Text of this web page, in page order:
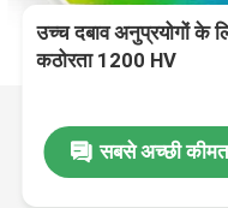
उच्च दबाव अनुप्रयोगों के
कठोरता 1200 HV
सबसे अच्छी